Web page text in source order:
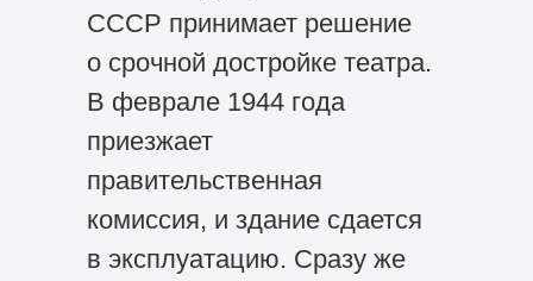
СССР принимает решение
о срочной достройке театра.
В феврале 1944 года
приезжает
правительственная
комиссия, и здание сдается
в эксплуатацию. Сразу же